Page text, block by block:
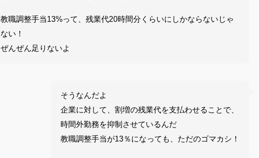
教職調整手当13%って、残業代20時間分くらいにしかならないじゃ
ない！
ぜんぜん足りないよ
そうなんだよ
企業に対して、割増の残業代を支払わせることで、
時間外勤務を抑制させているんだ
教職調整手当が13％になっても、ただのゴマカシ！